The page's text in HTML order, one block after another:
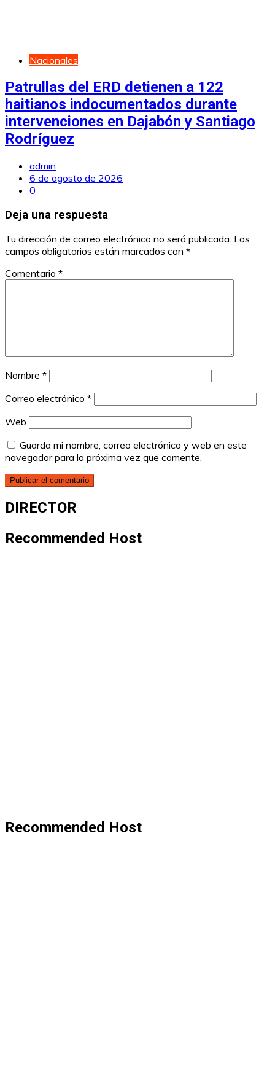
Nacionales
Patrullas del ERD detienen a 122
haitianos indocumentados durante
intervenciones en Dajabón y Santiago
Rodríguez
admin
6 de agosto de 2026
0
Deja una respuesta
Tu dirección de correo electrónico no será publicada. Los
campos obligatorios están marcados con *
Comentario *
Nombre *
Correo electrónico *
Web
Guarda mi nombre, correo electrónico y web en este
navegador para la próxima vez que comente.
DIRECTOR
Recommended Host
Recommended Host